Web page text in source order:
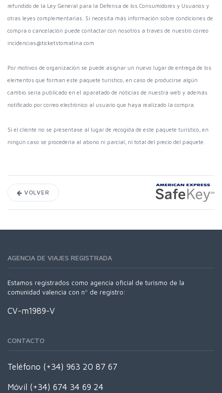
refundido de la Ley General para la Defensa de los Consumidores y Usuarios y
otras leyes complementarias. Si necesita más información sobre condiciones de
compra o cancelación puede contactar con nosotros a través de nuestro correo
incidencias@ticketstomatina.com
Por motivos de organización se puede asignar un nuevo lugar de entrega de los
elementos que forman este paquete turístico, en caso de producirse algún
cambio sería publicado en el aparatado de noticias de nuestra web y además
notificado por correo electrónico al usuario que haya realizado la compra.
Si el cliente no se presentase al lugar de recogida de este paquete turístico, en
ningún caso se procedería al abono ni parcial, ni total del precio del paquete.
VOLVER
AGENCIA DE VIAJES REGISTRADA
Estamos registrados como agencia oficial de turismo de la
comunidad valencia con nº de registro:
CV-m1989-V
CONTACTO
Teléfono (+34) 963 20 87 67
Móvil (+34) 674 34 69 24